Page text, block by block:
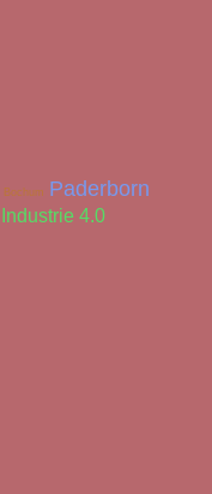
Bochum Paderborn
Industrie 4.0